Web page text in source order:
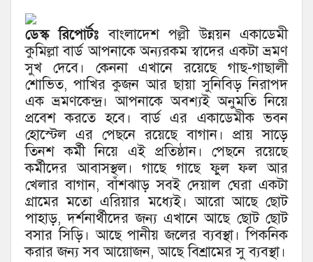
ডেস্ক রিপোর্টঃ বাংলাদেশ পল্লী উন্নয়ন একাডেমী
কুমিল্লা বার্ড আপনাকে অন্যরকম স্বাদের একটা ভ্রমণ
সুখ দেবে। কেননা এখানে রয়েছে গাছ-গাছালী
শোভিত, পাখির কুজন আর ছায়া সুনিবিড় নিরাপদ
এক ভ্রমণকেন্দ্র। আপনাকে অবশ্যই অনুমতি নিয়ে
প্রবেশ করতে হবে। বার্ড এর একাডেমীক ভবন
হোস্টেল এর পেছনে রয়েছে বাগান। প্রায় সাড়ে
তিনশ কর্মী নিয়ে এই প্রতিষ্ঠান। পেছনে রয়েছে
কর্মীদের আবাসস্থল। গাছে গাছে ফুল ফল আর
খেলার বাগান, বাঁশঝাড় সবই দেয়াল ঘেরা একটা
গ্রামের মতো এরিয়ার মধ্যেই। আরো আছে ছোট
পাহাড়, দর্শনার্থীদের জন্য এখানে আছে ছোট ছোট
বসার সিড়ি। আছে পানীয় জলের ব্যবস্থা। পিকনিক
করার জন্য সব আয়োজন, আছে বিশ্রামের সু ব্যবস্থা।